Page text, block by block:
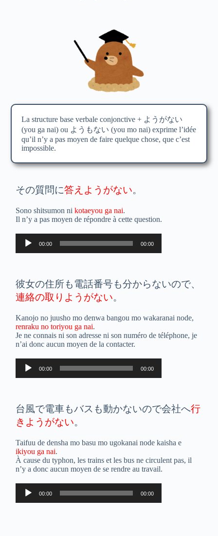
La structure base verbale conjonctive + ようがない
(you ga nai) ou ようもない (you mo nai) exprime l’idée
qu’il n’y a pas moyen de faire quelque chose, que c’est
impossible.
その質問に答えようがない。
Sono shitsumon nikotaeyou ga nai.
Il n’y a pas moyen de répondre à cette question.
Lecteur
audio
00:00 00:00
彼女の住所も電話番号も分からないので、
連絡の取りようがない。
Kanojo no juusho mo denwa bangou mo wakaranai node,
renraku no toriyou ga nai.
Je ne connais ni son adresse ni son numéro de téléphone, je
n’ai donc aucun moyen de la contacter.
Lecteur
audio
00:00 00:00
台風で電車もバスも動かないので会社へ行
きようがない。
Taifuu de densha mo basu mo ugokanai node kaisha e
ikiyou ga nai.
À cause du typhon, les trains et les bus ne circulent pas, il
n’y a donc aucun moyen de se rendre au travail.
Lecteur
audio
00:00 00:00